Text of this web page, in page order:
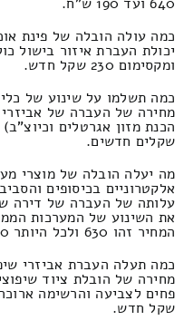
כמה עולה הובלה של פינת
ומקסימום 230 שקל חדש.
כמה תשלמו על שינוע של
מחירה של העברה של
שקלים חדשים.
מה יעלה הובלה של מוצרי
אלקטרוניים בכיסופים
עלותה של העברה של דירה
את השינוע של המערכות
המחיר זהו 630 ולכל היותר 250 שקלים חדשים.
כמה תעלה העברת אביזרי
מחירה של הובלת ציוד
שקל חדש.